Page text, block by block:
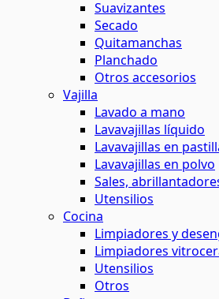
Suavizantes
Secado
Quitamanchas
Planchado
Otros accesorios
Vajilla
Lavado a mano
Lavavajillas líquido
Lavavajillas en
Lavavajillas en polvo
Sales,
Utensilios
Cocina
Limpiadores y
Limpiadores
Utensilios
Otros